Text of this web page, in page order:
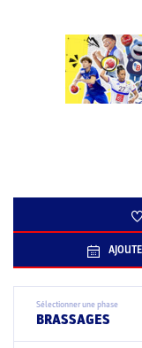
Sélectionner une phase
BRASSAGES